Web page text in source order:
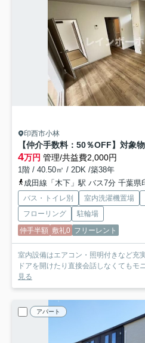
印西市小林
【仲介手数料：50％OFF】対象物
4万円 管理/共益費2,000円
1階 / 40.50㎡ / 2DK /築38年
成田線「木下」駅 バス7分 千葉県印西市「小林駅前
バス・トイレ別 室内洗濯機置場
フローリング
駐輪場
仲手半額 敷礼0 フリーレント
室内設備はエアコン・照明付きなど充
ドアを開けたり直接会話しなくてもモ
見る
アパート